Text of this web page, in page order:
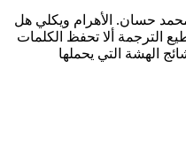
محمد حسان. الأهرام ويكلي هل
الترجمة ألا تحفظ الكلمات
الهشة التي يحملها